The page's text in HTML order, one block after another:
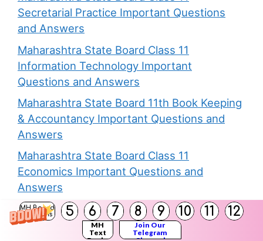
MH Board
Solutions
5 6 7 8 9 10 11 12
MH
Text
Join Our
Telegram
Secretarial Practice Important Questions
and Answers
Maharashtra State Board Class 11
Information Technology Important
Questions and Answers
Maharashtra State Board 11th Book Keeping
& Accountancy Important Questions and
Answers
Maharashtra State Board Class 11
Economics Important Questions and
Answers
Maharashtra State Board Class 11 Political
Science Important Questions and Answers